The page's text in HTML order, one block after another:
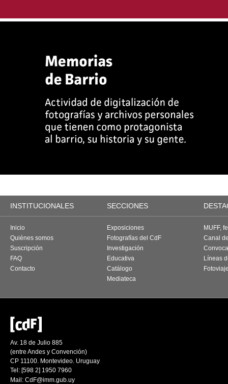
INSTITUCIONALES SECCIONES
Inicio
Quiénes somos
Suscripción
FAQ
Contacto
Exposiciones
Fotografías del CdF
Investigación
Educativa
Catálogo
Mediateca
MUFF,
Canal
Líneas
Av. 18 de Julio 885
(entre Andes y Convención)
CP 11100. Montevideo. Uruguay
Tel: [598 2] 1950 7960
Mail: CdF@imm.gub.uy